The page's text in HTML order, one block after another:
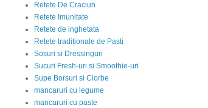
Retete De Craciun
Retete Imunitate
Retete de inghetata
Retete traditionale de Pasti
Sosuri si Dressinguri
Sucuri Fresh-uri si Smoothie-uri
Supe Borsuri si Ciorbe
mancaruri cu legume
mancaruri cu paste